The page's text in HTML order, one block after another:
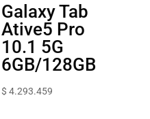
Galaxy Tab
Ative5 Pro
10.1 5G
6GB/128GB
$ 4.293.459